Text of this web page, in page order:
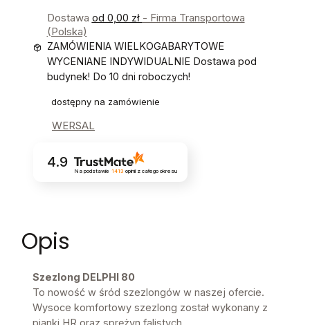
Dostawa od 0,00 zł - Firma Transportowa
(Polska)
ZAMÓWIENIA WIELKOGABARYTOWE
WYCENIANE INDYWIDUALNIE Dostawa pod
budynek! Do 10 dni roboczych!
dostępny na zamówienie
WERSAL
4.9
Na podstawie 1413 opinii z całego okresu
Opis
Szezlong DELPHI 80
To nowość w śród szezlongów w naszej ofercie.
Wysoce komfortowy szezlong został wykonany z